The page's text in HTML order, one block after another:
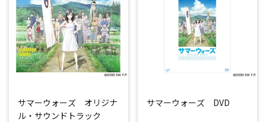
サマーウォーズ オリジナ
ル・サウンドトラック
サマーウォーズ DVD